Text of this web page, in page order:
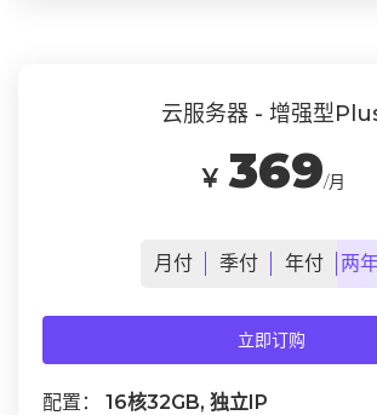
云服务器 - 增强型
￥369/月
月 付 季付 年付 两
立即订购
配置： 16核32GB, 独立IP